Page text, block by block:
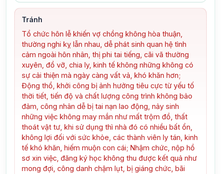
Tránh
Tổ chức hôn lễ khiến vợ chồng không hòa thuận,
thường nghi kỵ lẫn nhau, dễ phát sinh quan hệ tình
cảm ngoài hôn nhân, thị phi tai tiếng, cãi vã thường
xuyên, đổ vỡ, chia ly, kinh tế không những không có
sự cải thiện mà ngày càng vất vả, khó khăn hơn;
Động thổ, khởi công bị ảnh hưởng tiêu cực từ yếu tố
thời tiết, tiến độ và chất lượng công trình không bảo
đảm, công nhân dễ bị tai nạn lao động, nảy sinh
những việc không may mắn như mất trộm đồ, thất
thoát vật tư, khi sử dụng thì nhà đó có nhiều bất ổn,
không lợi đối với sức khỏe, các thành viên ly tán, kinh
tế khó khăn, hiếm muộn con cái; Nhậm chức, nộp hồ
sơ xin việc, đăng ký học không thu được kết quả như
mong đợi, công danh chậm lụt, bị giáng chức, bãi